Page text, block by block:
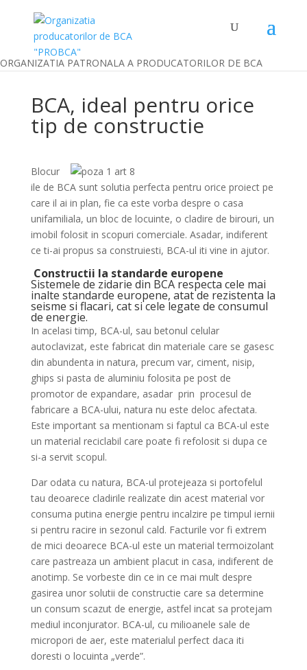
ORGANIZATIA PATRONALA A PRODUCATORILOR DE BCA
BCA, ideal pentru orice
tip de constructie
Blocur
ile de BCA sunt solutia perfecta pentru orice proiect pe
care il ai in plan, fie ca este vorba despre o casa
unifamiliala, un bloc de locuinte, o cladire de birouri, un
imobil folosit in scopuri comerciale. Asadar, indiferent
ce ti-ai propus sa construiesti, BCA-ul iti vine in ajutor.
Constructii la standarde europene
Sistemele de zidarie din BCA respecta cele mai
inalte standarde europene, atat de rezistenta la
seisme si flacari, cat si cele legate de consumul
de energie.
In acelasi timp, BCA-ul, sau betonul celular
autoclavizat, este fabricat din materiale care se gasesc
din abundenta in natura, precum var, ciment, nisip,
ghips si pasta de aluminiu folosita pe post de
promotor de expandare, asadar prin procesul de
fabricare a BCA-ului, natura nu este deloc afectata.
Este important sa mentionam si faptul ca BCA-ul este
un material reciclabil care poate fi refolosit si dupa ce
si-a servit scopul.
Dar odata cu natura, BCA-ul protejeaza si portofelul
tau deoarece cladirile realizate din acest material vor
consuma putina energie pentru incalzire pe timpul iernii
si pentru racire in sezonul cald. Facturile vor fi extrem
de mici deoarece BCA-ul este un material termoizolant
care pastreaza un ambient placut in casa, indiferent de
anotimp. Se vorbeste din ce in ce mai mult despre
gasirea unor solutii de constructie care sa determine
un consum scazut de energie, astfel incat sa protejam
mediul inconjurator. BCA-ul, cu milioanele sale de
micropori de aer, este materialul perfect daca iti
doresti o locuinta „verde”.